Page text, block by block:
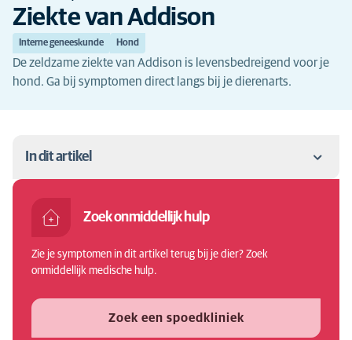
Ziekte van Addison
Interne geneeskunde Hond
De zeldzame ziekte van Addison is levensbedreigend voor je
hond. Ga bij symptomen direct langs bij je dierenarts.
In dit artikel
Ziekte van Addison bij een hond: de oorzaak
laten behandelen?
Zoek onmiddellijk hulp
Zie je symptomen in dit artikel terug bij je dier? Zoek
onmiddellijk medische hulp.
Zoek een spoedkliniek